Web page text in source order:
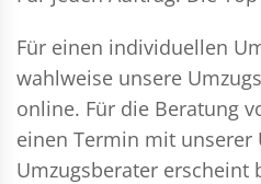
Für einen individuellen
wahlweise unsere
online. Für die Beratung
einen Termin mit unserer
Umzugsberater erscheint